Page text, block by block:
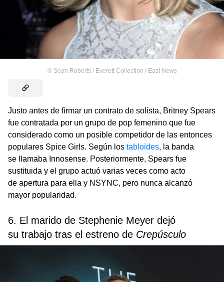
© Sean Roberts / Everett Collection / East News
Justo antes de firmar un contrato de solista, Britney Spears
fue contratada por un grupo de pop femenino que fue
considerado como un posible competidor de las entonces
populares Spice Girls. Según los tabloides, la banda
se llamaba Innosense. Posteriormente, Spears fue
sustituida y el grupo actuó varias veces como acto
de apertura para ella y NSYNC, pero nunca alcanzó
mayor popularidad.
6. El marido de Stephenie Meyer dejó
su trabajo tras el estreno de Crepúsculo